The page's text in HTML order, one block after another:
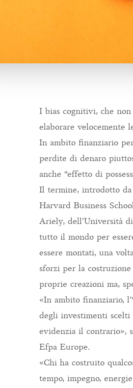
I bias cognitivi, che
elaborare velocemente
In ambito finanziario
perdite di denaro
anche “effetto di
Il termine, introdotto da
Harvard Business
Ariely, dell’Università
tutto il mondo per
essere montati, una
sforzi per la
proprie creazioni ma,
«In ambito finanziario,
degli investimenti scelti
evidenzia il contrario»,
Efpa Europe.
«Chi ha costruito
tempo, impegno,